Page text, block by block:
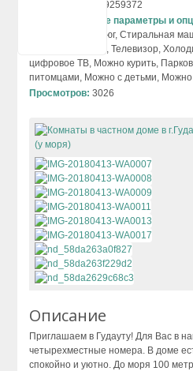
+79409259372
Дополнительные параметры и
Кондиционер, Утюг, Стиральная
Бытовая техника, Телевизор,
цифровое ТВ, Можно курить,
питомцами, Можно с детьми,
Просмотров: 3026
Описание
Приглашаем в Гудауту! Для Вас в
четырехместные номера. В доме
спокойно и уютно. До моря 100